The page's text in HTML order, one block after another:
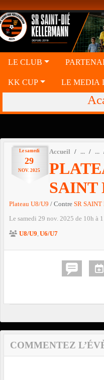
LE CLUB
KK CUP LE MEDIA
Le samedi
29
NOV. 2025
Accueil
SAINT
Plateau U8/U9 / Contre SR
Le samedi 29 nov. 2025 de 10h à
U8/U9 U6/U7
COMMENTEZ